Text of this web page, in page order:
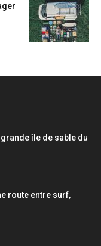
île de sable du
route entre surf,